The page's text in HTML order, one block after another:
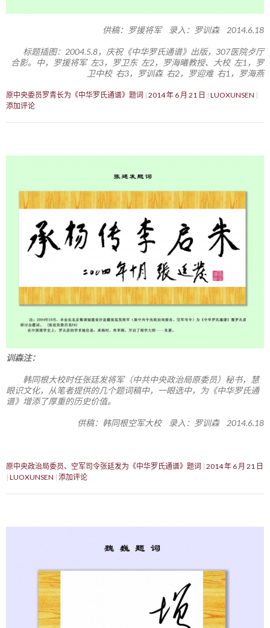
供稿：罗援将军 录入：罗训森 2014.6.18
标题插图：2004.5.8，庆祝《中华罗氏通谱》出版，307医院歺厅
合影。中，罗援将军 左3，罗卫东 左2，罗海曦教授、大校 左1，罗
卫中校 右3，罗训森 右2，罗迎难 右1，罗海燕
原中央委员罗青长为《中华罗氏通谱》题词 2014 年 6 月 21 日
LUOXUNSEN
添加评论
训森注：
韩同根大校时任张廷发将军（中共中央政治局原委员）秘书，慧
眼识文化，从笔者提供的几个题词稿中，一眼选中，为《中华罗氏通
谱》增添了厚重的历史价值。
供稿：韩同根空军大校 录入：罗训森 2014.6.18
原中央政治局委员、空军司令张廷发为《中华罗氏通谱》题词 2014 年 6 月 21 日
LUOXUNSEN 添加评论